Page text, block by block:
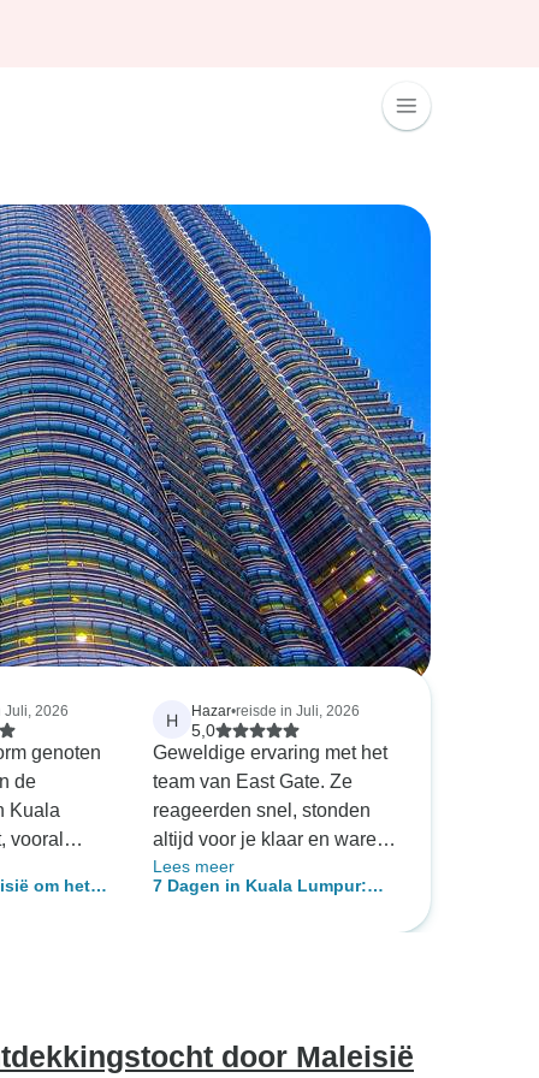
Juli, 2026
genoten
de
Kuala
vooral
hulp
Kelvin,
veel
We
om het
H Hazar•reisde in Juli, 2026
5,0
Geweldige ervaring met het
team van East Gate. Ze
reageerden snel, stonden
altijd voor je klaar en waren
er altijd als je ze nodig had,
waardoor mijn solo-reis
topattracties van Kuala
Lumpur bezocht. Onze
Lees meer
7 Dagen in Kuala Lumpur:
door Maleisië